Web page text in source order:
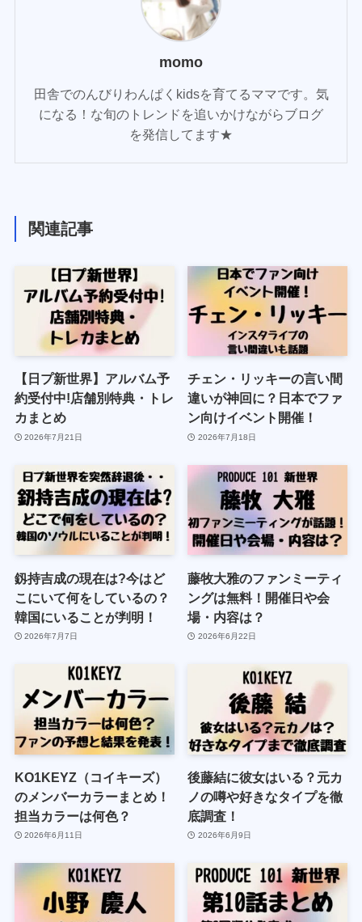
momo
田舎でのんびりわんぱくkidsを育てるママです。気
になる！な旬のトレンドを追いかけながらブログ
を発信してます★
関連記事
【日プ新世界】アルバム予
約受付中!店舗別特典・トレ
カまとめ
2026年7月21日
チェン・リッキーの言い間
違いが神回に？日本でファ
ン向けイベント開催！
2026年7月18日
釼持吉成の現在は?今はど
こにいて何をしているの？
韓国にいることが判明！
2026年7月7日
藤牧大雅のファンミーティ
ングは無料！開催日や会
場・内容は？
2026年6月22日
KO1KEYZ（コイキーズ）
のメンバーカラーまとめ！
担当カラーは何色？
2026年6月11日
後藤結に彼女はいる？元カ
ノの噂や好きなタイプを徹
底調査！
2026年6月9日